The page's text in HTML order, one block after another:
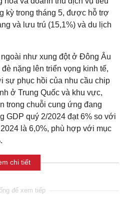
kỳ trong tháng 5, được hỗ trợ
và lưu trú (15,1%) và du lịch
như xung đột ở Đông Âu
nặng lên triển vọng kinh tế,
sự phục hồi của nhu cầu chip
ở Trung Quốc và khu vực,
trong chuỗi cung ứng đang
GDP quý 2/2024 đạt 6% so với
là 6,0%, phù hợp với mục
chi tiết